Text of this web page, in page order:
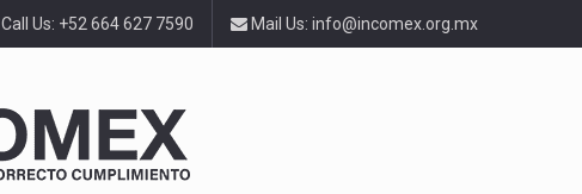
Call Us: +52 664 627 7590 Mail Us: info@incomex.org.mx